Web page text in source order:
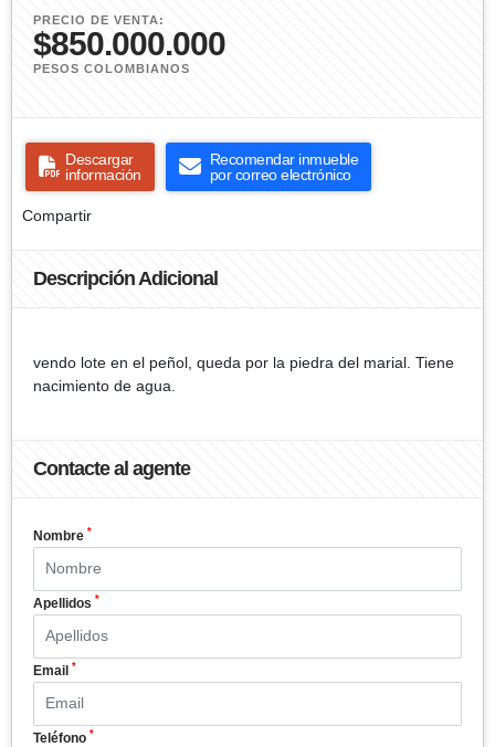
PRECIO DE VENTA:
$850.000.000
PESOS COLOMBIANOS
Descargar
información
Recomendar inmueble
por correo electrónico
Compartir
Descripción Adicional
vendo lote en el peñol, queda por la piedra del marial. Tiene
nacimiento de agua.
Contacte al agente
Nombre *
Apellidos *
Email *
Teléfono *